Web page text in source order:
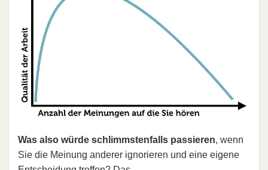
Was also würde schlimmstenfalls passieren, wenn
Sie die Meinung anderer ignorieren und eine eigene